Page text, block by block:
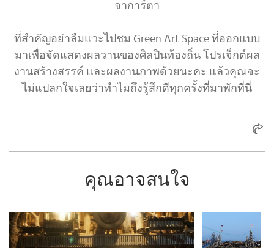
จาการ์ตา
ที่สำคัญอย่าลืมแวะไปชม Green Art Space ที่ออกแบบ
มาเพื่อจัดแสดงผลวานของศิลปินท้องถิ่น โปรเจ็กต์ผล
งานสร้างสรรค์ และผลงานภาพด้วยนะคะ แล้วคุณจะ
ไม่แปลกใจเลยว่าทำไมถึงรู้สึกดีทุกครั้งที่มาพักที่นี่
คุณอาจสนใจ